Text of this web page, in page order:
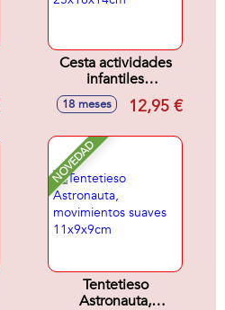
Cesta actividades
infantiles
25x18x14cm
18 meses 12,95 €
NOVEDAD
Tentetieso
Astronauta,